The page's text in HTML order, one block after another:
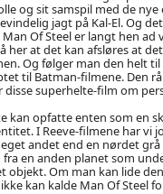
og sit samspil med de
jagt på Kal-El. Og
Of Steel er langt hen
her at det kan afsløres at
Og følger man den helt
til Batman-filmene. Den
superhelte-film om
kan opfatte enten som en
I Reeve-filmene har
andet end en nørdet
en anden planet som
objekt. Om man kan lide
kan kalde Man Of Steel